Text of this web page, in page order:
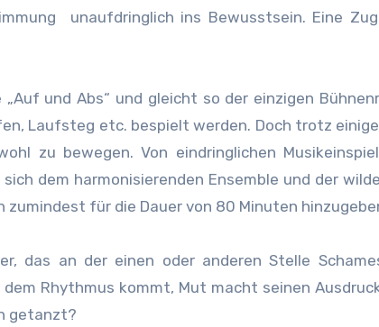
unaufdringlich ins Bewusstsein. Eine
und Abs“ und gleicht so der einzigen
Laufsteg etc. bespielt werden. Doch trotz
zu bewegen. Von eindringlichen
dem harmonisierenden Ensemble und der
für die Dauer von 80 Minuten
das an der einen oder anderen Stelle
Rhythmus kommt, Mut macht seinen
getanzt?